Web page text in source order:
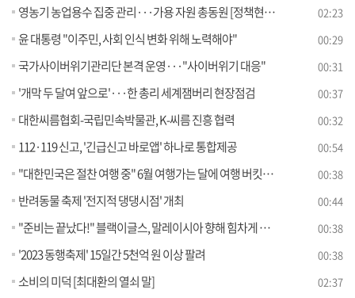
영농기 농업용수 집중 관리···가용 자원 총동원 [정책현장+] 02:23
윤 대통령 "이주민, 사회 인식 변화 위해 노력해야" 00:29
국가사이버위기관리단 본격 운영···"사이버위기 대응" 00:31
'개막 두 달여 앞으로'···한 총리 세계잼버리 현장점검 00:37
대한씨름협회-국립민속박물관, K-씨름 진흥 협력 00:32
112·119 신고, '긴급신고 바로앱' 하나로 통합제공 00:54
"대한민국은 절찬 여행 중" 6월 여행가는 달에 여행 버킷리스트 완성하세요 00:38
반려동물 축제 '전지적 댕댕시점' 개최 00:44
"준비는 끝났다!" 블랙이글스, 말레이시아 향해 힘차게 이륙 00:38
'2023 동행축제' 15일간 5천억 원 이상 팔려 00:38
소비의 미덕 [최대환의 열쇠 말] 02:37